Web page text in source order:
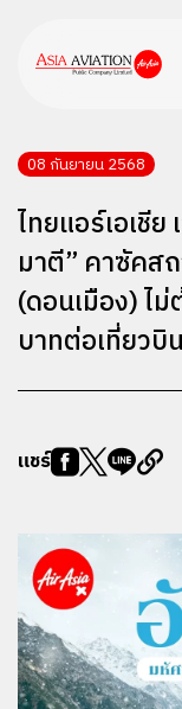
08 กันยายน 2568
ไทยแอร์เอเชี
มาตี” คาซัคส
(ดอนเมือง) ไ
บาทต่อเที่ยวบิ
แชร์